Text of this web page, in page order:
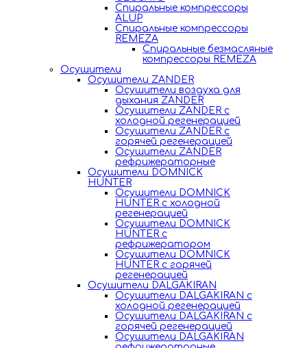
Спиральные компрессоры
ALUP
Спиральные компрессоры
REMEZA
Спиральные безмасляные
компрессоры REMEZA
Осушители
Осушители ZANDER
Осушители воздуха для
дыхания ZANDER
Осушители ZANDER с
холодной регенерацией
Осушители ZANDER с
горячей регенерацией
Осушители ZANDER
рефрижераторные
Осушители DOMNICK
HUNTER
Осушители DOMNICK
HUNTER с холодной
регенерацией
Осушители DOMNICK
HUNTER с
рефрижератором
Осушители DOMNICK
HUNTER с горячей
регенерацией
Осушители DALGAKIRAN
Осушители DALGAKIRAN с
холодной регенерацией
Осушители DALGAKIRAN с
горячей регенерацией
Осушители DALGAKIRAN